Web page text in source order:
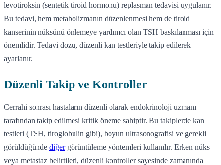
levotiroksin (sentetik tiroid hormonu) replasman tedavisi uygulanır.
Bu tedavi, hem metabolizmanın düzenlenmesi hem de tiroid
kanserinin nüksünü önlemeye yardımcı olan TSH baskılanması için
önemlidir. Tedavi dozu, düzenli kan testleriyle takip edilerek
ayarlanır.
Düzenli Takip ve Kontroller
Cerrahi sonrası hastaların düzenli olarak endokrinoloji uzmanı
tarafından takip edilmesi kritik öneme sahiptir. Bu takiplerde kan
testleri (TSH, tiroglobulin gibi), boyun ultrasonografisi ve gerekli
görüldüğünde diğergörüntüleme yöntemleri kullanılır. Erken nüks
veya metastaz belirtileri, düzenli kontroller sayesinde zamanında